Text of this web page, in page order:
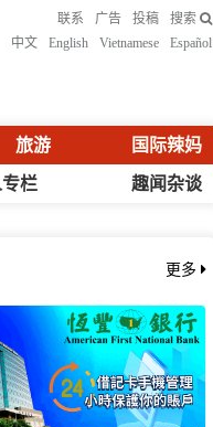
联系 广告 投稿
搜索
中文
English Vietnamese Español
旅游 国际辣妈
栏 趣闻杂谈
更多